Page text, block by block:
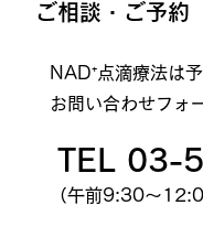
ご相談・ご予約
NAD⁺点滴療法は予
お問い合わせフォ
TEL 03-
（午前9:30～